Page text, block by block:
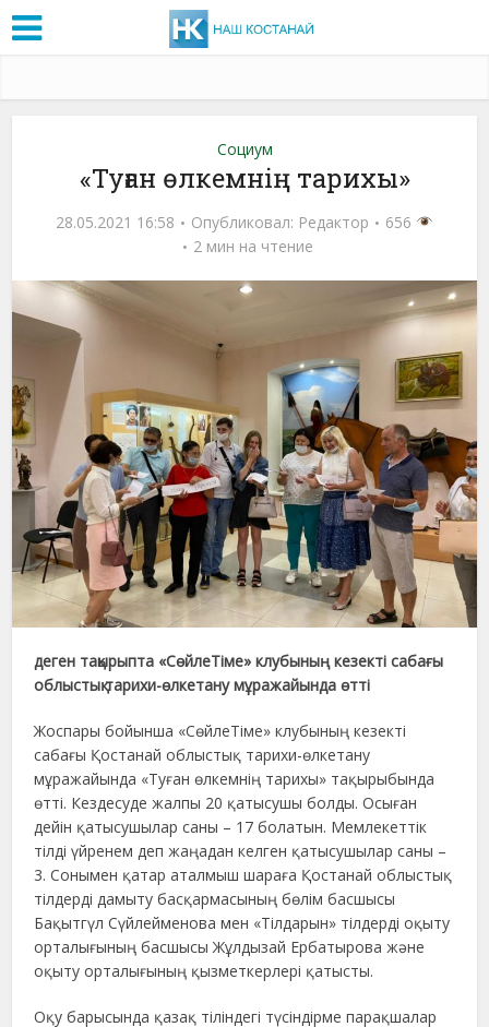
Социум
«Туған өлкемнің тарихы»
28.05.2021 16:58 Опубликовал: Редактор
656
2 мин на чтение
деген тақырыпта «СөйлеТіме» клубының кезекті сабағы
облыстық тарихи-өлкетану мұражайында өтті
Жоспары бойынша «СөйлеТіме» клубының кезекті
сабағы Қостанай облыстық тарихи-өлкетану
мұражайында «Туған өлкемнің тарихы» тақырыбында
өтті. Кездесуде жалпы 20 қатысушы болды. Осыған
дейін қатысушылар саны – 17 болатын. Мемлекеттік
тілді үйренем деп жаңадан келген қатысушылар саны –
3. Сонымен қатар аталмыш шараға Қостанай облыстық
тілдерді дамыту басқармасының бөлім басшысы
Бақытгүл Сүйлейменова мен «Тілдарын» тілдерді оқыту
орталығының басшысы Жұлдызай Ербатырова және
оқыту орталығының қызметкерлері қатысты.
Оқу барысында қазақ тіліндегі түсіндірме парақшалар